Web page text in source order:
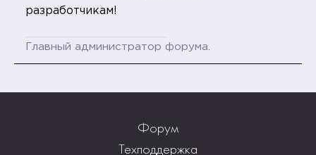
разработчикам!
Главный администратор форума.
Форум
Техподдержка